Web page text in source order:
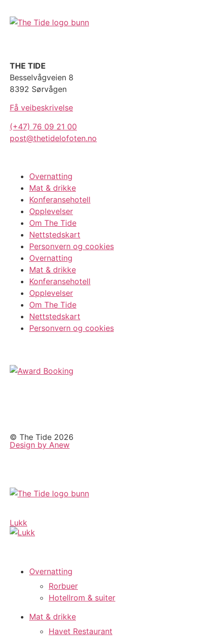
THE TIDE
Besselvågveien 8
8392 Sørvågen
Få veibeskrivelse
(+47) 76 09 21 00
post@thetidelofoten.no
Overnatting
Mat & drikke
Konferansehotell
Opplevelser
Om The Tide
Nettstedskart
Personvern og cookies
Overnatting
Mat & drikke
Konferansehotell
Opplevelser
Om The Tide
Nettstedskart
Personvern og cookies
© The Tide 2026
Design by Anew
Lukk
Overnatting
Rorbuer
Hotellrom & suiter
Mat & drikke
Havet Restaurant